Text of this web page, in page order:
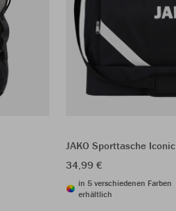
JAKO Sporttasche Iconic
34,99 €
in 5 verschiedenen Farben
erhältlich